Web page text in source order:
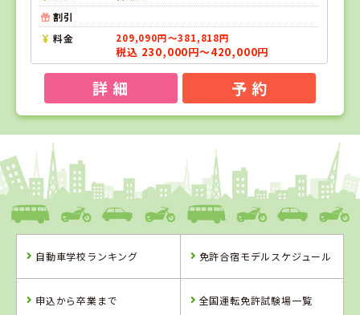
割引
料金
209,090円～381,818円
税込 230,000円～420,000円
詳 細 予 約
1
和歌山県
ドライビングスクールかいなん
クールかいなん
グスクール
車学校
自動車学校ランキング 免許合宿モデルスケジュール
申込から卒業まで 全国運転免許試験場一覧